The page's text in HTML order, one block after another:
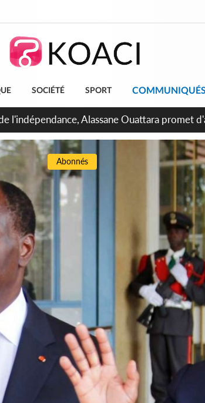
SOCIÉTÉ SPORT COMMUNIQUÉS
Oury Bah admire le modèle ivoirien et veut
Abonnés